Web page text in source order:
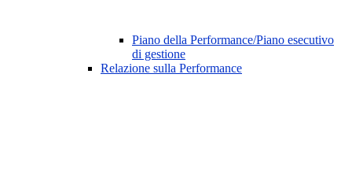
Piano della Performance/Piano esecutivo
di gestione
Relazione sulla Performance